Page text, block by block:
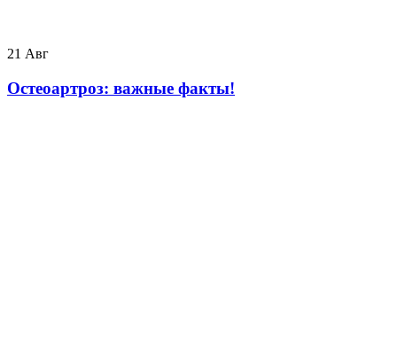
21 Авг
️Остеоартроз: важные факты!